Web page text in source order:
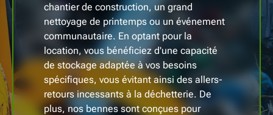
chantier de construction, un grand
nettoyage de printemps ou un événement
communautaire. En optant pour la
location, vous bénéficiez d'une capacité
de stockage adaptée à vos besoins
spécifiques, vous évitant ainsi des allers-
retours incessants à la déchetterie. De
plus, nos bennes sont conçues pour